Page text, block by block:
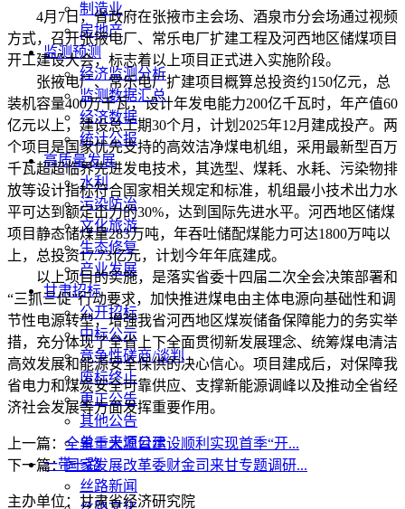
制造业
房地产
监测预测
经济监测分析
监测数据汇总
经济数据
统计公报
高质量发展
水利
污染防治
文化旅游
生态修复
产业发展
甘肃招标
公开招标
中标公示
竞争性磋商/谈判
废标终止
更正公告
其他公告
单一来源公示
一带一路
丝路新闻
4月7日，省政府在张掖市主会场、酒泉市分会场通过视频
方式，召开张掖电厂、常乐电厂扩建工程及河西地区储煤项目
开工建设大会，标志着以上项目正式进入实施阶段。
张掖电厂、常乐电厂扩建项目概算总投资约150亿元，总
装机容量400万千瓦，设计年发电能力200亿千瓦时，年产值60
亿元以上，建设总工期30个月，计划2025年12月建成投产。两
个项目是国家优先支持的高效洁净煤电机组，采用最新型百万
千瓦超超临界先进发电技术，其选型、煤耗、水耗、污染物排
放等设计指标符合国家相关规定和标准，机组最小技术出力水
平可达到额定出力的30%，达到国际先进水平。河西地区储煤
项目静态储煤量283万吨，年吞吐储配煤能力可达1800万吨以
上，总投资17.73亿元，计划今年年底建成。
以上项目的实施，是落实省委十四届二次全会决策部署和
“三抓三促”行动要求，加快推进煤电由主体电源向基础性和调
节性电源转型，增强我省河西地区煤炭储备保障能力的务实举
措，充分体现了全省上下全面贯彻新发展理念、统筹煤电清洁
高效发展和能源安全保供的决心信心。项目建成后，对保障我
省电力和煤炭安全可靠供应、支撑新能源调峰以及推动全省经
济社会发展等方面发挥重要作用。
上一篇：全省重大项目建设顺利实现首季“开...
下一篇：国家发展改革委财金司来甘专题调研...
主办单位：甘肃省经济研究院